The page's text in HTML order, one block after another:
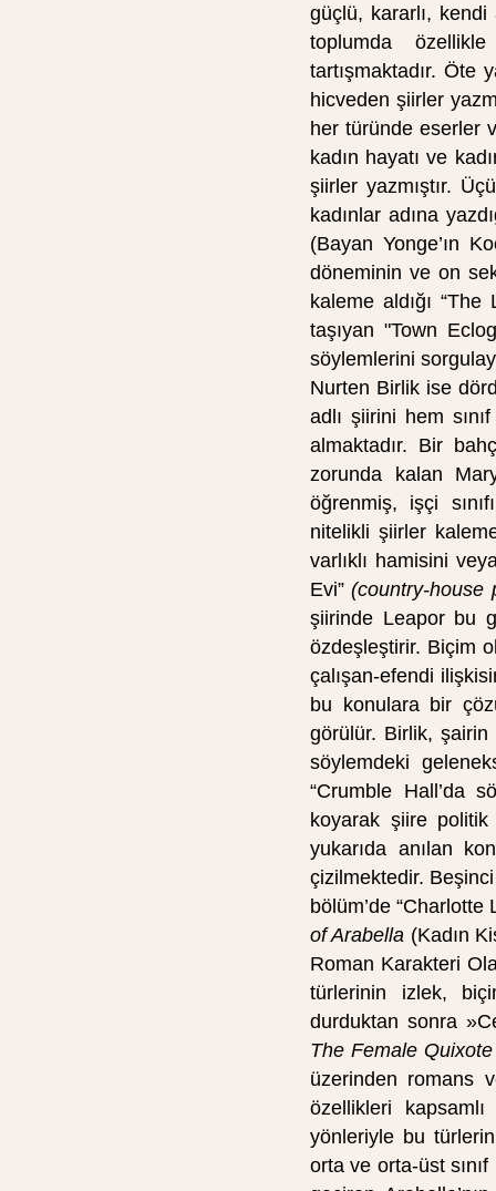
güçlü, kararlı, kendi
toplumda
tartışmaktadır. Öte
hicveden şiirler
her türünde eserler
kadın hayatı ve
şiirler yazmıştır.
kadınlar adına
(Bayan Yonge’ın
döneminin ve on
kaleme aldığı
taşıyan "Town
söylemlerini
Nurten Birlik ise
adlı şiirini hem
almaktadır. Bir
zorunda kalan
öğrenmiş, işçi
nitelikli şiirler
varlıklı hamisini
Evi”(country-house
şiirinde Leapor bu
özdeşleştirir. Biçim
çalışan-efendi
bu konulara bir
görülür. Birlik, şairin
söylemdeki
“Crumble Hall’da
koyarak şiire politik
yukarıda anılan
çizilmektedir. Beşinci
bölüm’de “Charlotte
of Arabella (Kadın
Roman Karakteri
türlerinin izlek,
durduktan sonra
The Female Quixote
üzerinden romans
özellikleri
yönleriyle bu türlerin
orta ve orta-üst